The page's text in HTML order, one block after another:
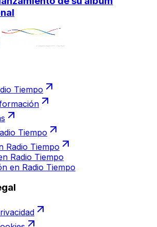
Tiempo
Tiempo
Radio Tiempo
Radio Tiempo
en Radio Tiempo